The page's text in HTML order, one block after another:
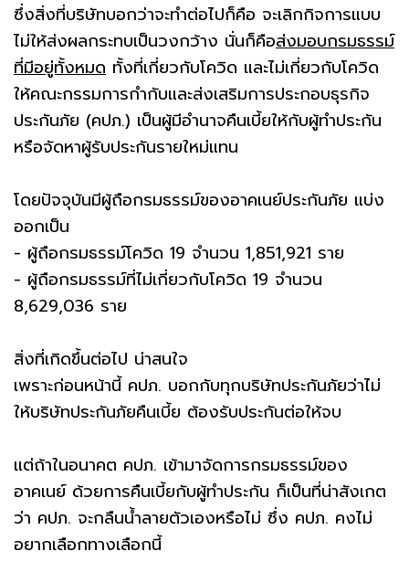
ซึ่งสิ่งที่บริษัทบอกว่าจะทำต่อไปก็คือ จะเลิกกิจการแบบ
ไม่ให้ส่งผลกระทบเป็นวงกว้าง นั่นก็คือส่งมอบกรมธรรม์
ที่มีอยู่ทั้งหมด ทั้งที่เกี่ยวกับโควิด และไม่เกี่ยวกับโควิด
ให้คณะกรรมการกำกับและส่งเสริมการประกอบธุรกิจ
ประกันภัย (คปภ.) เป็นผู้มีอำนาจคืนเบี้ยให้กับผู้ทำประกัน
หรือจัดหาผู้รับประกันรายใหม่แทน
โดยปัจจุบันมีผู้ถือกรมธรรม์ของอาคเนย์ประกันภัย แบ่ง
ออกเป็น
- ผู้ถือกรมธรรม์โควิด 19 จำนวน 1,851,921 ราย
- ผู้ถือกรมธรรม์ที่ไม่เกี่ยวกับโควิด 19 จำนวน
8,629,036 ราย
สิ่งที่เกิดขึ้นต่อไป น่าสนใจ
เพราะก่อนหน้านี้ คปภ. บอกกับทุกบริษัทประกันภัยว่าไม่
ให้บริษัทประกันภัยคืนเบี้ย ต้องรับประกันต่อให้จบ
แต่ถ้าในอนาคต คปภ. เข้ามาจัดการกรมธรรม์ของ
อาคเนย์ ด้วยการคืนเบี้ยกับผู้ทำประกัน ก็เป็นที่น่าสังเกต
ว่า คปภ. จะกลืนน้ำลายตัวเองหรือไม่ ซึ่ง คปภ. คงไม่
อยากเลือกทางเลือกนี้